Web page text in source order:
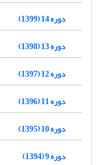
دوره 14 (1399)
دوره 13 (1398)
دوره 12 (1397)
دوره 11 (1396)
دوره 10 (1395)
دوره 9 (1394)